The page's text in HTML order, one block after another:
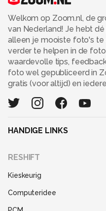
Welkom op Zoom.nl, de
van Nederland! Je hebt
alleen je mooiste foto's te
verder te helpen in de
waardevolle tips,
foto wel gepubliceerd in
gratis (voor altijd) en
HANDIGE LINKS
RESHIFT
Kieskeurig
Computeridee